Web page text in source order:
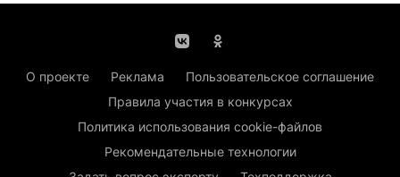
О проекте Реклама
Пользовательское соглашение
Правила участия в конкурсах
Политика использования cookie-файлов
Рекомендательные технологии